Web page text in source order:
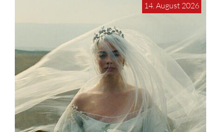
14. August 2026